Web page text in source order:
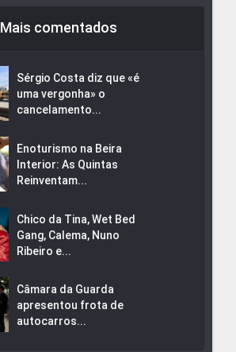
Mais comentados
Sérgio Costa diz que «é
uma vergonha» o
cancelamento...
Enoturismo na Beira
Interior: As Quintas
Reinventam...
Chico da Tina, Wet Bed
Gang, Calema, Nuno
Ribeiro e...
Câmara da Guarda
apresentou frota de
autocarros...